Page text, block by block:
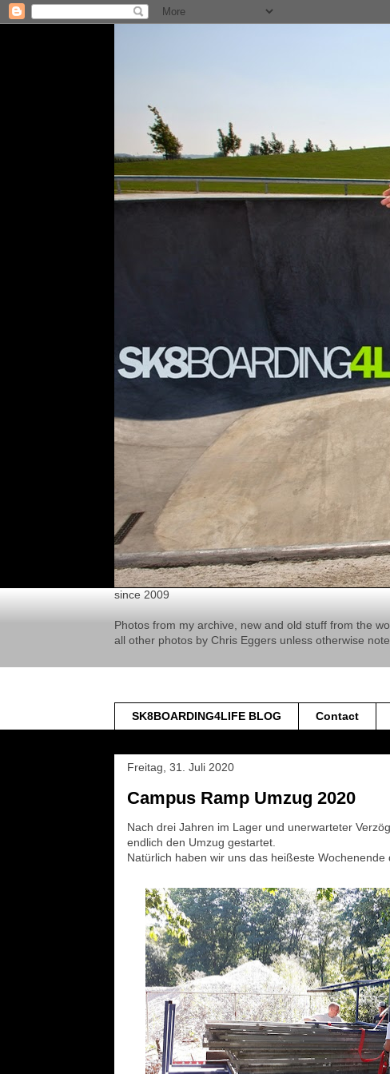
since 2009
Photos from my archive, new and old stuff from the
all other photos by Chris Eggers unless otherwise
SK8BOARDING4LIFE BLOG Contact
Freitag, 31. Juli 2020
Campus Ramp Umzug 2020
Nach drei Jahren im Lager und unerwarteter
endlich den Umzug gestartet.
Natürlich haben wir uns das heißeste Wochenende